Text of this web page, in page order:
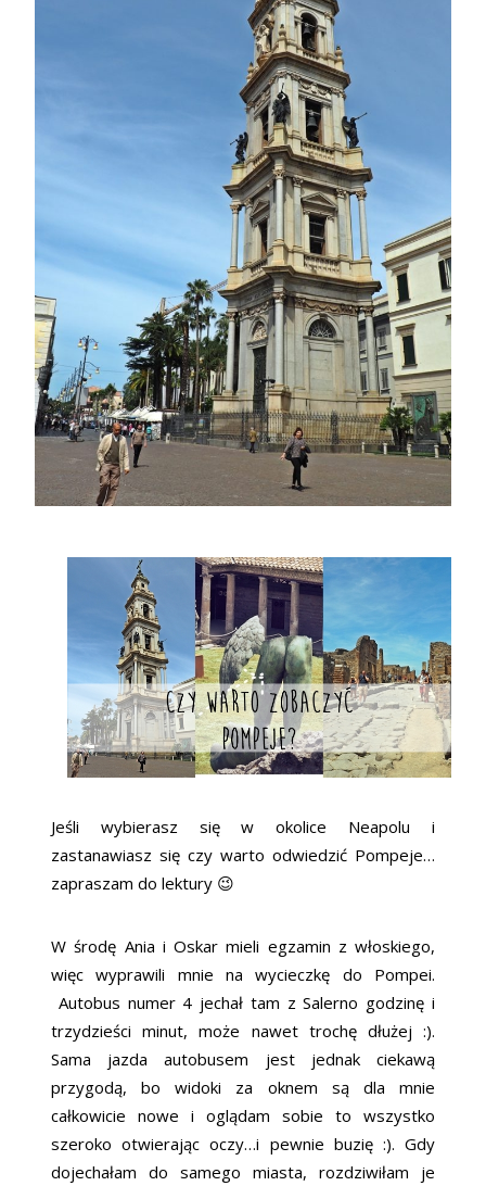
Jeśli wybierasz się w okolice Neapolu i
zastanawiasz się czy warto odwiedzić Pompeje…
zapraszam do lektury 😉
W środę Ania i Oskar mieli egzamin z włoskiego,
więc wyprawili mnie na wycieczkę do Pompei.
Autobus numer 4 jechał tam z Salerno godzinę i
trzydzieści minut, może nawet trochę dłużej :).
Sama jazda autobusem jest jednak ciekawą
przygodą, bo widoki za oknem są dla mnie
całkowicie nowe i oglądam sobie to wszystko
szeroko otwierając oczy…i pewnie buzię :). Gdy
dojechałam do samego miasta, rozdziwiłam je